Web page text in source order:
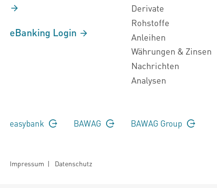
eBanking Login
Derivate
Rohstoffe
Anleihen
Währungen & Zinsen
Nachrichten
Analysen
easybank BAWAG BAWAG Group
Impressum | Datenschutz